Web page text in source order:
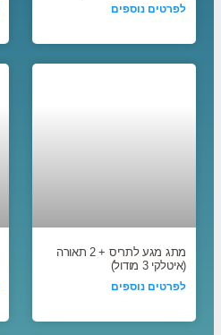
לפרטים נוספים
מתג מגע לתריס + 2 תאורה
(איטלקי 3 מודול)
לפרטים נוספים